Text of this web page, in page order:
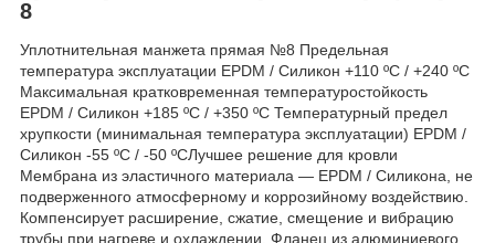
8
Уплотнительная манжета прямая №8 Предельная
температура эксплуатации EPDM / Силикон +110 ºC / +240 ºC
Максимальная кратковременная температуростойкость
EPDM / Силикон +185 ºC / +350 ºC Температурный предел
хрупкости (минимальная температура эксплуатации) EPDM /
Силикон -55 ºC / -50 ºCЛучшее решение для кровли
Мембрана из эластичного материала — EPDM / Силикона, не
подверженного атмосферному и коррозийному воздействию.
Компенсирует расширение, сжатие, смещение и вибрацию
трубы при нагреве и охлаждении. Фланец из алюминиевого